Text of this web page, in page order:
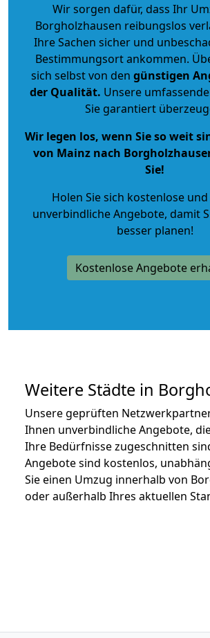
Wir sorgen dafür, dass Ihr
Borgholzhausen reibungslos
Ihre Sachen sicher und
Bestimmungsort ankommen.
sich selbst von den günstigen
der Qualität. Unsere
Sie garantiert
Wir legen los, wenn Sie so weit
von Mainz nach
Sie!
Holen Sie sich kostenlose
unverbindliche Angebote, damit
besser planen!
Kostenlose Angebote
Weitere Städte in
Unsere geprüften
Ihnen unverbindliche Angebote,
Ihre Bedürfnisse zugeschnitten
Angebote sind kostenlos,
Sie einen Umzug innerhalb von
oder außerhalb Ihres aktuellen